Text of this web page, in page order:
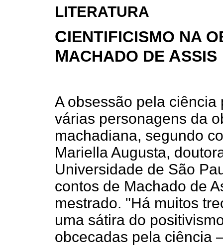
LITERATURA
CIENTIFICISMO NA
MACHADO DE ASSIS
A obsessão pela ciência
várias personagens da
machadiana, segundo
Mariella Augusta,
Universidade de São
contos de Machado de
mestrado. "Há muitos
uma sátira do
obcecadas pela ciência